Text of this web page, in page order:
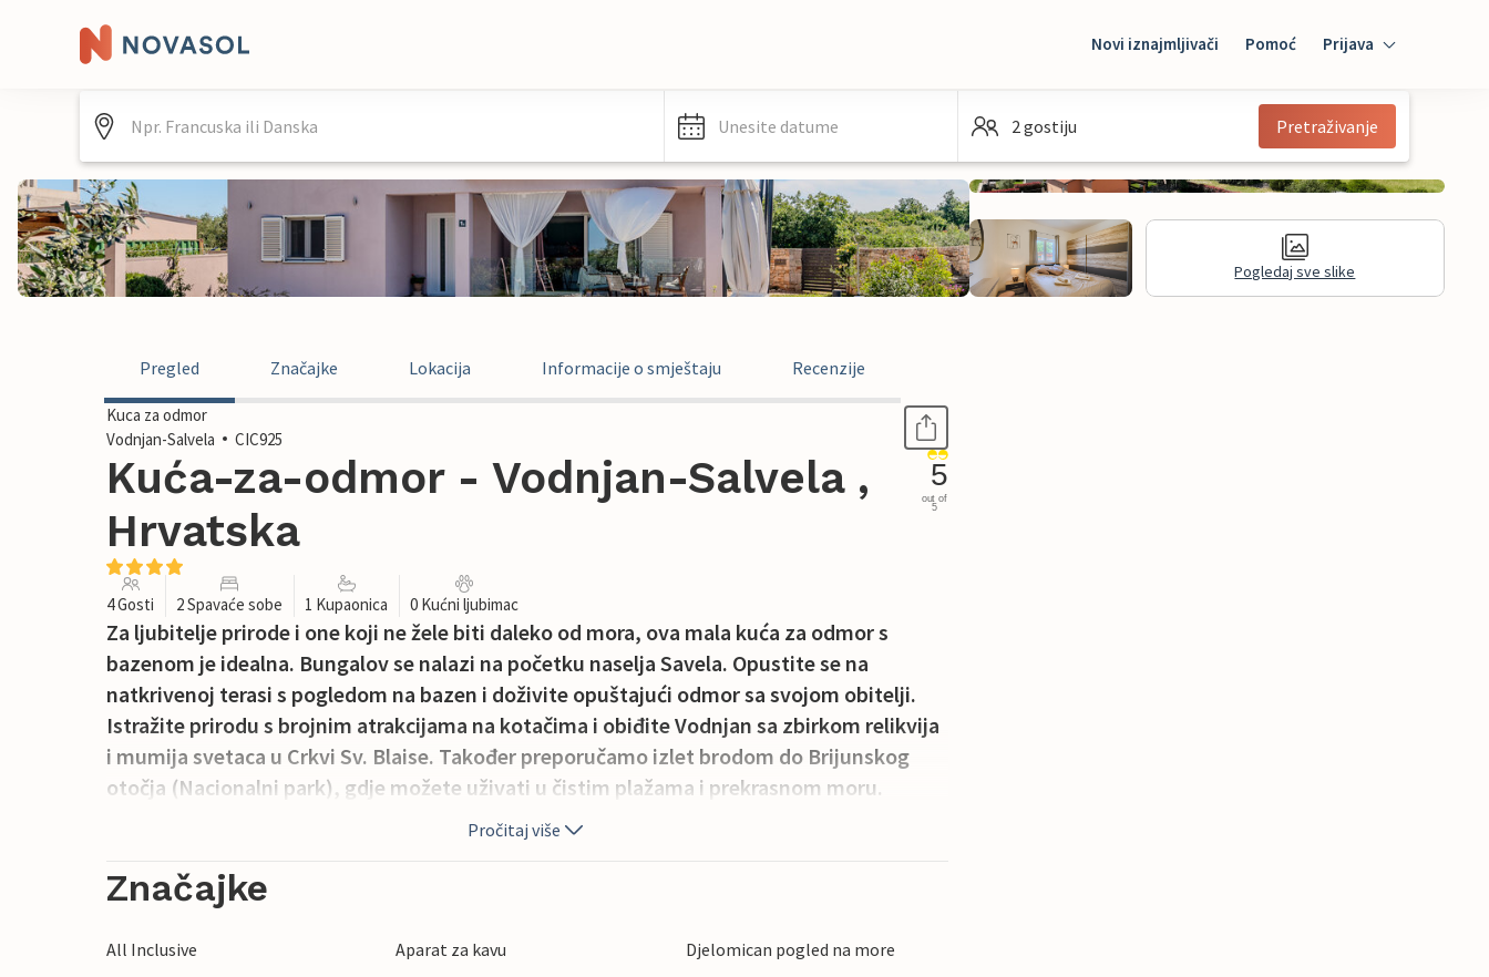
Novi iznajmljivači Pomoć Prijava
Mybooking
Unesite datume 2 gostiju Pretraživanje
Pogledaj sve slike
Pregled Značajke Lokacija Informacije o smještaju Recenzije
Kuca za odmor
Vodnjan-Salvela
CIC925
Kuća-za-odmor - Vodnjan-Salvela ,
Hrvatska
5
out of
5
4 Gosti 2 Spavaće sobe 1 Kupaonica 0 Kućni ljubimac
Za ljubitelje prirode i one koji ne žele biti daleko od mora, ova mala kuća za odmor s
bazenom je idealna. Bungalov se nalazi na početku naselja Savela. Opustite se na
natkrivenoj terasi s pogledom na bazen i doživite opuštajući odmor sa svojom obitelji.
Istražite prirodu s brojnim atrakcijama na kotačima i obiđite Vodnjan sa zbirkom relikvija
i mumija svetaca u Crkvi Sv. Blaise. Također preporučamo izlet brodom do Brijunskog
otočja (Nacionalni park), gdje možete uživati u čistim plažama i prekrasnom moru.
Pročitaj više
Značajke
All Inclusive Aparat za kavu
Djelomican pogled na more